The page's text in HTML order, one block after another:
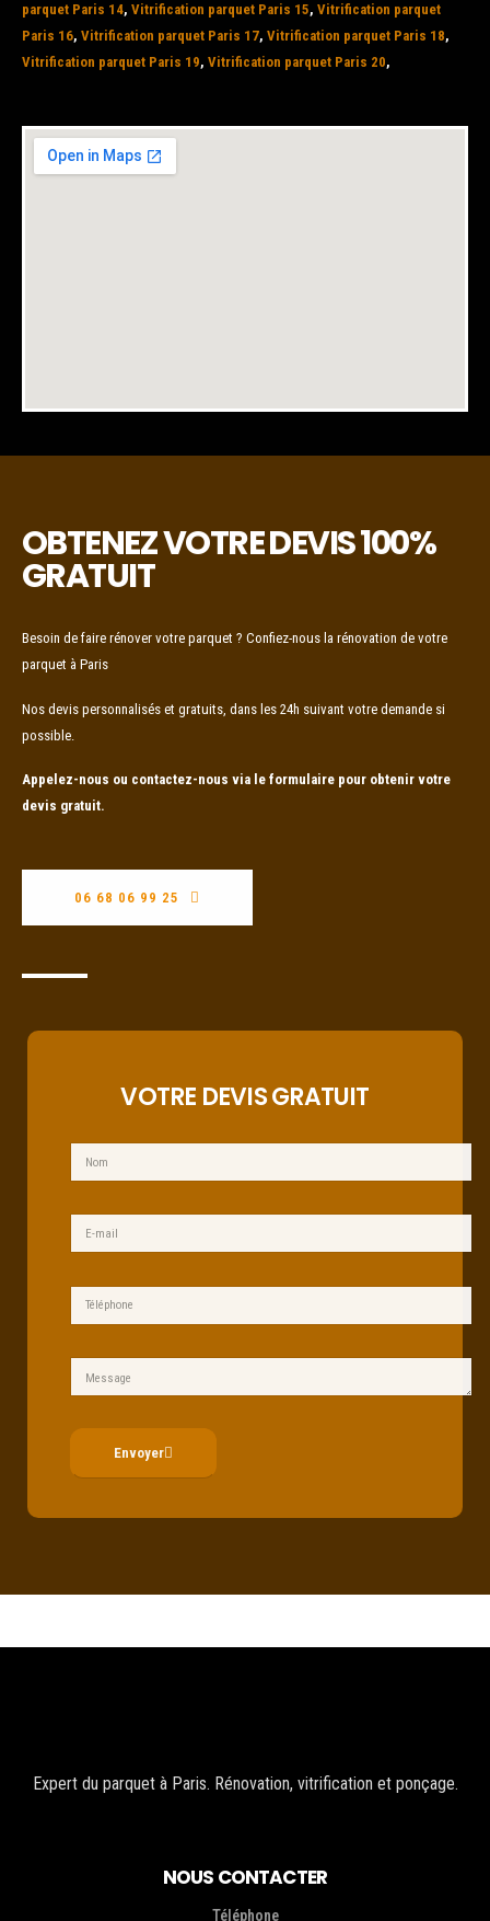
parquet Paris 14, Vitrification parquet Paris 15, Vitrification parquet
Paris 16, Vitrification parquet Paris 17, Vitrification parquet Paris 18,
Vitrification parquet Paris 19, Vitrification parquet Paris 20,
OBTENEZ VOTRE DEVIS 100%
GRATUIT
Besoin de faire rénover votre parquet ? Confiez-nous la rénovation de votre
parquet à Paris
Nos devis personnalisés et gratuits, dans les 24h suivant votre demande si
possible.
Appelez-nous ou contactez-nous via le formulaire pour obtenir votre
devis gratuit.
06 68 06 99 25
VOTRE DEVIS GRATUIT
Envoyer
Expert du parquet à Paris. Rénovation, vitrification et ponçage.
NOUS CONTACTER
Téléphone